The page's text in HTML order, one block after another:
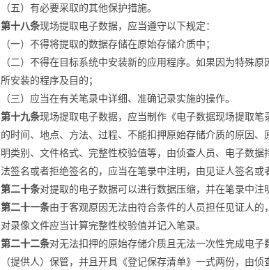
（五）有必要采取的其他保护措施。
第十八条现场提取电子数据，应当遵守以下规定：
（一）不得将提取的数据存储在原始存储介质中；
（二）不得在目标系统中安装新的应用程序。如果因为特殊
所安装的程序及目的；
（三）应当在有关笔录中详细、准确记录实施的操作。
第十九条现场提取电子数据，应当制作《电子数据现场提取
的时间、地点、方法、过程、不能扣押原始存储介质的原因
明类别、文件格式、完整性校验值等，由侦查人员、电子数
法签名或者拒绝签名的，应当在笔录中注明，由见证人签名或
第二十条对提取的电子数据可以进行数据压缩，并在笔录中注
第二十一条由于客观原因无法由符合条件的人员担任见证人的
对录像文件应当计算完整性校验值并记入笔录。
第二十二条对无法扣押的原始存储介质且无法一次性完成电
（提供人）保管，并且开具《登记保存清单》一式两份，由